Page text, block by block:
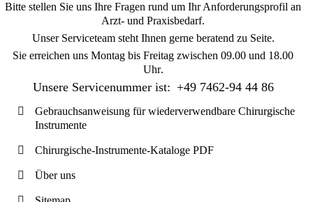
Bitte stellen Sie uns Ihre Fragen rund um Ihr Anforderungsprofil an
Arzt- und Praxisbedarf.
Unser Serviceteam steht Ihnen gerne beratend zu Seite.
Sie erreichen uns Montag bis Freitag zwischen 09.00 und 18.00
Uhr.
Unsere Servicenummer ist: +49 7462-94 44 86
Gebrauchsanweisung für wiederverwendbare Chirurgische
Instrumente
Chirurgische-Instrumente-Kataloge PDF
Über uns